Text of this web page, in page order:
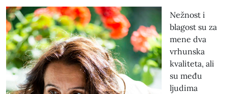
Nežnost i
blagost su za
mene dva
vrhunska
kvaliteta, ali
su među
ljudima